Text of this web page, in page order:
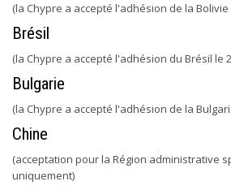
(la Chypre a accepté l'adhésion de la Bolivie
Brésil
(la Chypre a accepté l'adhésion du Brésil le
Bulgarie
(la Chypre a accepté l'adhésion de la
Chine
(acceptation pour la Région administrative
uniquement)